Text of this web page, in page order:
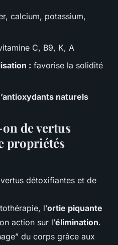
calcium, potassium,
C, B9, K, A
: favorise la solidité
naturels
de vertus
propriétés
l’ortie piquante
action sur l’élimination.
du corps grâce aux